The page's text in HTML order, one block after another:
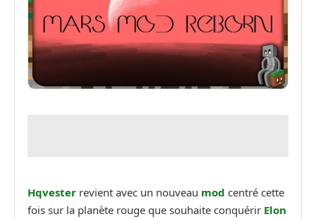
Hqvester revient avec un nouveau mod centré cette
fois sur la planète rouge que souhaite conquérir Elon